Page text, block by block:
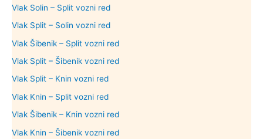
Vlak Solin – Split vozni red
Vlak Split – Solin vozni red
Vlak Šibenik – Split vozni red
Vlak Split – Šibenik vozni red
Vlak Split – Knin vozni red
Vlak Knin – Split vozni red
Vlak Šibenik – Knin vozni red
Vlak Knin – Šibenik vozni red